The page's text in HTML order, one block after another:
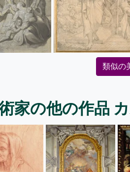
類似の
家の他の作品